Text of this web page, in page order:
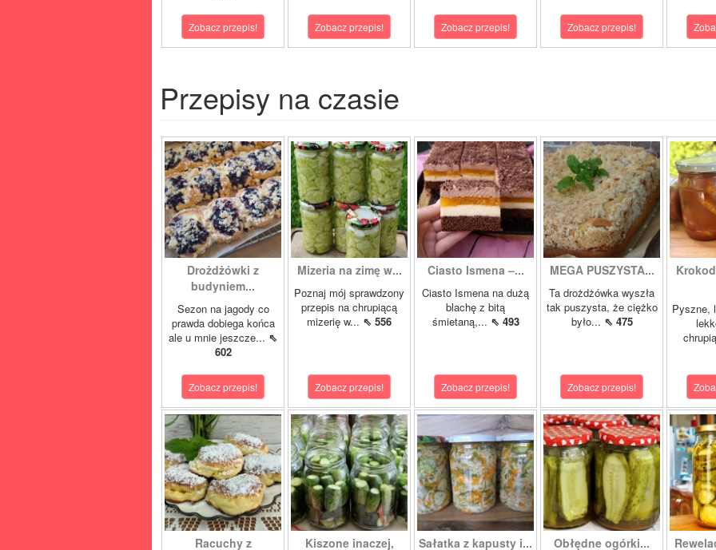
Zobacz przepis! Zobacz przepis! Zobacz przepis! Zobacz przepis!
Przepisy na czasie
Drożdżówki z
budyniem...
Sezon na jagody co
prawda dobiega końca
ale u mnie jeszcze... ⇖
602
Zobacz przepis!
Mizeria na zimę w...
Poznaj mój sprawdzony
przepis na chrupiącą
mizerię w... ⇖ 556
Zobacz przepis!
Ciasto Ismena –...
Ciasto Ismena na dużą
blachę z bitą
śmietaną,... ⇖ 493
Zobacz przepis!
MEGA PUSZYSTA...
Ta drożdżówka wyszła
tak puszysta, że ciężko
było... ⇖ 475
Zobacz przepis!
Pyszne,
Racuchy z Kiszone inaczej, Sałatka z kapusty i... Obłędne ogórki...